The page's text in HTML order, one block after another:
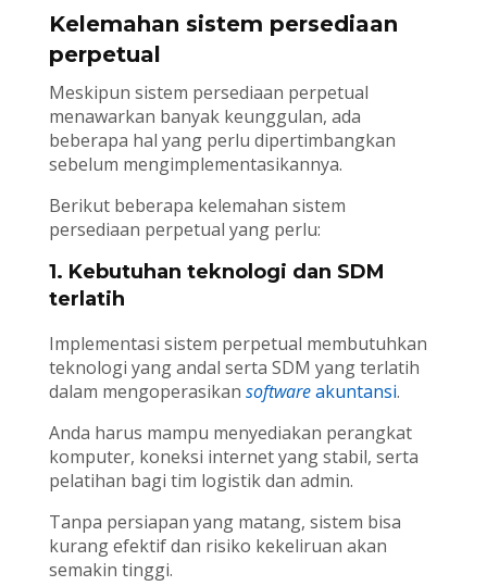
Kelemahan sistem persediaan
perpetual
Meskipun sistem persediaan perpetual
menawarkan banyak keunggulan, ada
beberapa hal yang perlu dipertimbangkan
sebelum mengimplementasikannya.
Berikut beberapa kelemahan sistem
persediaan perpetual yang perlu:
1. Kebutuhan teknologi dan SDM
terlatih
Implementasi sistem perpetual membutuhkan
teknologi yang andal serta SDM yang terlatih
dalam mengoperasikan softwareakuntansi.
Anda harus mampu menyediakan perangkat
komputer, koneksi internet yang stabil, serta
pelatihan bagi tim logistik dan admin.
Tanpa persiapan yang matang, sistem bisa
kurang efektif dan risiko kekeliruan akan
semakin tinggi.